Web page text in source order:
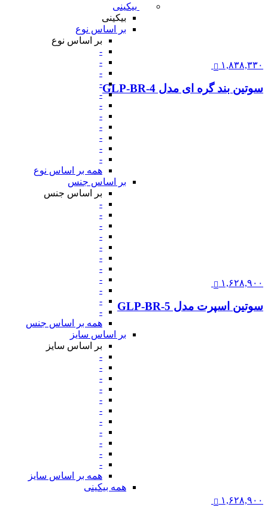
بیکینی
بیکینی
بر اساس نوع
بر اساس نوع
-
-
-
-
-
-
-
-
-
-
-
همه بر اساس نوع
بر اساس جنس
بر اساس جنس
-
-
-
-
-
-
-
-
-
-
-
همه بر اساس جنس
بر اساس سایز
بر اساس سایز
-
-
-
-
-
-
-
-
-
-
-
همه بر اساس سایز
همه بیکینی
۱,۸۳۸,۳۳۰
سوتین بند گره ای مدل GLP-BR-4
۱,۶۲۸,۹۰۰
سوتین اسپرت مدل GLP-BR-5
۱,۶۲۸,۹۰۰